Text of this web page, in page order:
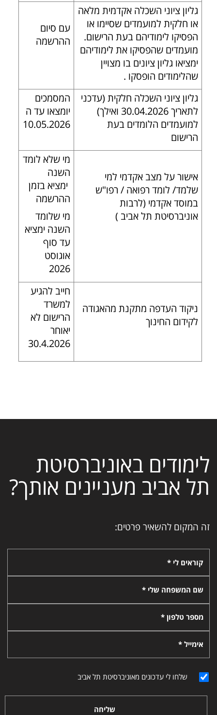
גליון ציוני השכלה אקדמית מלאה
או חלקית למועמדים שסיימו או
הפסיקו לימודיהם בעת הרישום.
מועמדים שהפסיקו את לימודיהם
ימציאו גליון ציונים בו מצויין
שהלימודים הופסקו .
עם סיום
ההרשמה
גליון ציוני השכלה חלקית (עדכני
לתאריך 30.04.2026 ואילך)
למועמדים הלומדים בעת
הרישום
המסמכים
יומצאו עד ה
10.05.2026
אישור על מצב אקדמי למי
שלמד/ לומד רפואה / רפו"ש
במוסד אקדמי (לרבות
אוניברסיטת תל אביב )
מי שלא לומד
השנה
ימציא בזמן
ההרשמה
מי שלומד
השנה ימציא
עד סוף
אוגוסט
2026
ניקוד העדפה מתקנת מהאגודה
לקידום החינוך
חייב להגיע
למשרד
הרישום לא
יאוחר
30.4.2026
לימודים באוניברסיטת
תל אביב מעניינים אותך?
זה המקום להשאיר פרטים:
קוראים לי *
שם המשפחה שלי *
מספר טלפון *
אימייל *
שלחו לי עדכונים מאוניברסיטת תל אביב
שליחה